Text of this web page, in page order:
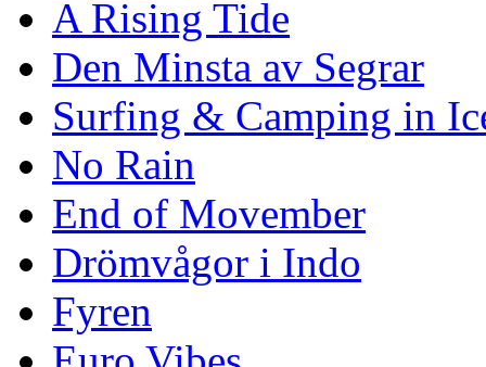
A Rising Tide
Den Minsta av Segrar
Surfing & Camping in
No Rain
End of Movember
Drömvågor i Indo
Fyren